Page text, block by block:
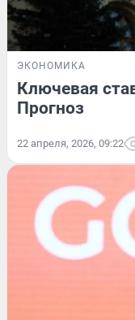
ЭКОНОМИКА
Ключевая
Прогноз
22 апреля, 2026, 09:22